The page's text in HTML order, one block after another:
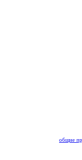
общие